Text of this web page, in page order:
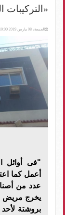
«التركيبات
الجمعة، 08 مارس 2019 10:00 ص
"فى أوائل
أعمل كما
عدد من
يخرج مريض
بروشتة لأحد